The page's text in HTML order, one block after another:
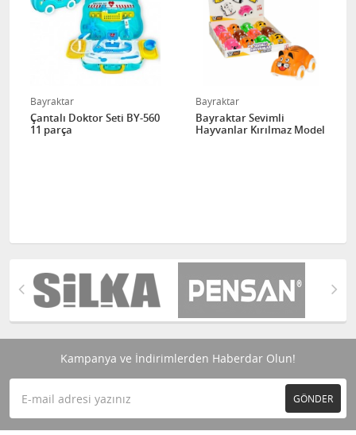
Bayraktar
Çantalı Doktor Seti BY-560
11 parça
Bayraktar
Bayraktar Sevimli
Hayvanlar Kırılmaz Model
Kampanya ve İndirimlerden Haberdar Olun!
GÖNDER